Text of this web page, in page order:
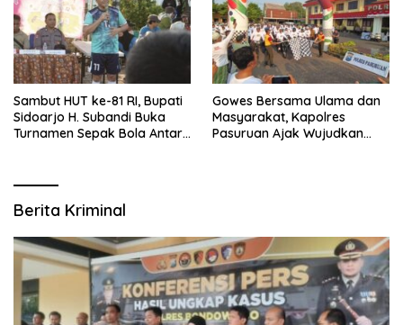
Sambut HUT ke-81 RI, Bupati
Sidoarjo H. Subandi Buka
Turnamen Sepak Bola Antar
Gowes Bersama Ulama dan
Masyarakat, Kapolres
Pasuruan Ajak Wujudkan
Berita Kriminal